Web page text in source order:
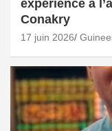
expérience à
Conakry
17 juin 2026